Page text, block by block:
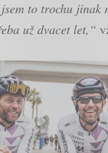
to trochu jinak
už dvacet let,“